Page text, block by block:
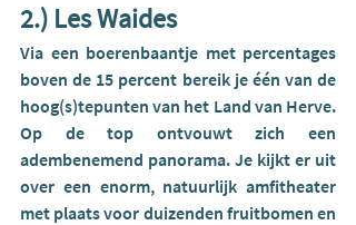
2.) Les Waides
Via een boerenbaantje met percentages
boven de 15 percent bereik je één van de
hoog(s)tepunten van het Land van Herve.
Op de top ontvouwt zich een
adembenemend panorama. Je kijkt er uit
over een enorm, natuurlijk amfitheater
met plaats voor duizenden fruitbomen en